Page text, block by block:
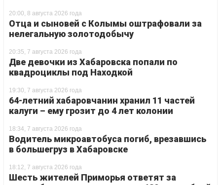
20:00, 8 августа 2026 года
Отца и сыновей с Колымы оштрафовали за
нелегальную золотодобычу
20:35, 7 августа 2026 года
Две девочки из Хабаровска попали по
квадроциклы под Находкой
19:30, 7 августа 2026 года
64-летний хабаровчанин хранил 11 частей
калуги – ему грозит до 4 лет колонии
18:34, 7 августа 2026 года
Водитель микроавтобуса погиб, врезавшись
в большегруз в Хабаровске
18:12, 7 августа 2026 года
Шесть жителей Приморья ответят за